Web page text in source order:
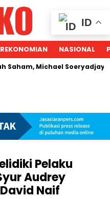
NASIONAL
Michael Soeryadjaya
Pelaku
Audrey
Naif
ID